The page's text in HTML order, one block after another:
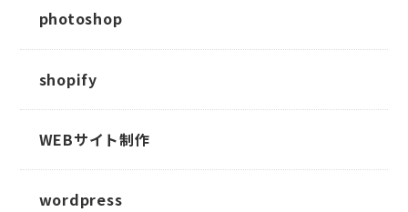
photoshop
shopify
WEBサイト制作
wordpress